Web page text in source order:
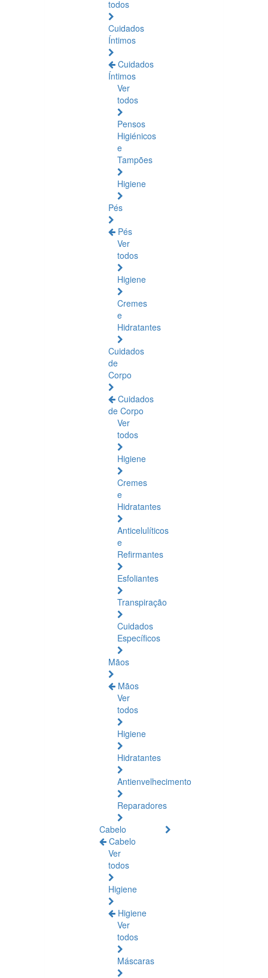
todos
Cuidados
Íntimos
Cuidados
Íntimos
Ver
todos
Pensos
Higiénicos
e
Tampões
Higiene
Pés
Pés
Ver
todos
Higiene
Cremes
e
Hidratantes
Cuidados
de
Corpo
Cuidados
de Corpo
Ver
todos
Higiene
Cremes
e
Hidratantes
Anticelulíticos
e
Refirmantes
Esfoliantes
Transpiração
Cuidados
Específicos
Mãos
Mãos
Ver
todos
Higiene
Hidratantes
Antienvelhecimento
Reparadores
Cabelo
Cabelo
Ver
todos
Higiene
Higiene
Ver
todos
Máscaras